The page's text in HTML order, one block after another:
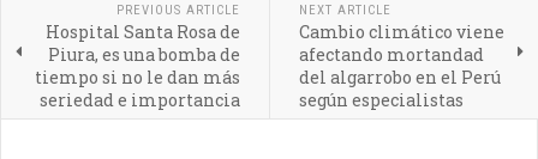
PREVIOUS ARTICLE
Hospital Santa Rosa de
Piura, es una bomba de
tiempo si no le dan más
seriedad e importancia
NEXT ARTICLE
Cambio climático viene
afectando mortandad
del algarrobo en el Perú
según especialistas